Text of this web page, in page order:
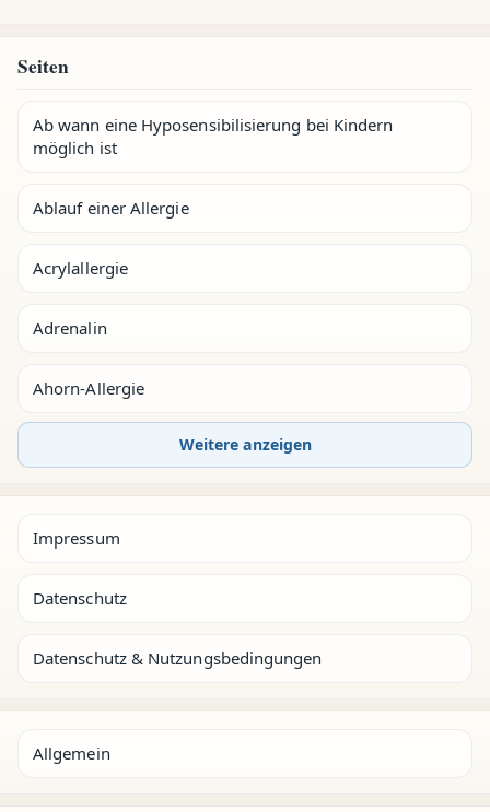
Seiten
Ab wann eine Hyposensibilisierung bei Kindern
möglich ist
Ablauf einer Allergie
Acrylallergie
Adrenalin
Ahorn-Allergie
Weitere anzeigen
Impressum
Datenschutz
Datenschutz & Nutzungsbedingungen
Allgemein